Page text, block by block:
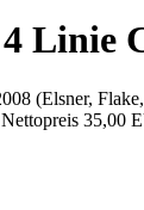
Linie
(Elsner,
35,00